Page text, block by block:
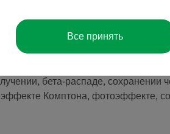
скорости счета импульсов
материалов при
алюминий, бетон и
о
бета-распаде,
Комптона, фотоэффекте,
Все принять